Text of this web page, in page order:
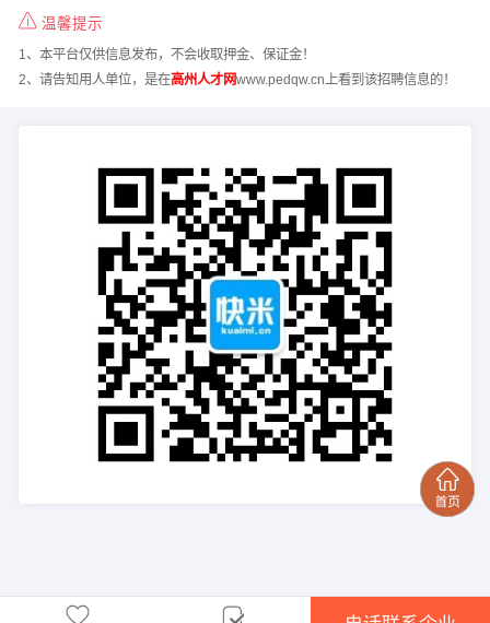
温馨提示
1、本平台仅供信息发布，不会收取押金、保证金！
2、请告知用人单位，是在高州人才网www.pedqw.cn上看到该招聘信息的！